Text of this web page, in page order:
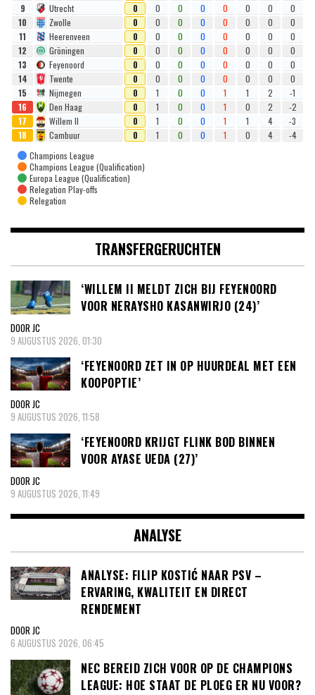
9 Utrecht 0 0 0 0 0 0 0
0
10
Zwolle 0 0 0 0 0 0 0
0
11
Heerenveen 0 0 0 0 0 0 0
0
12
Gröningen 0 0 0 0 0 0 0
0
13
Feyenoord 0 0 0 0 0 0 0
0
14
Twente 0 0 0 0 0 0 0
0
15
Nijmegen 0 1 0 0 1 1 2
-1
16
Den Haag 0 1 0 0 1 0 2
-2
17
Willem II 0 1 0 0 1 1 4
-3
18
Cambuur 0 1 0 0 1 0 4
-4
Champions League
Champions League (Qualification)
Europa League (Qualification)
Relegation Play-offs
Relegation
TRANSFERGERUCHTEN
‘WILLEM II MELDT ZICH BIJ FEYENOORD
VOOR NERAYSHO KASANWIRJO (24)’
DOOR JC
9 AUGUSTUS 2026, 01:30
‘FEYENOORD ZET IN OP HUURDEAL MET EEN
KOOPOPTIE’
DOOR JC
9 AUGUSTUS 2026, 11:58
‘FEYENOORD KRIJGT FLINK BOD BINNEN
VOOR AYASE UEDA (27)’
DOOR JC
9 AUGUSTUS 2026, 11:49
ANALYSE
ANALYSE: FILIP KOSTIĆ NAAR PSV –
ERVARING, KWALITEIT EN DIRECT
RENDEMENT
DOOR JC
6 AUGUSTUS 2026, 06:45
NEC BEREID ZICH VOOR OP DE CHAMPIONS
LEAGUE: HOE STAAT DE PLOEG ER NU VOOR?